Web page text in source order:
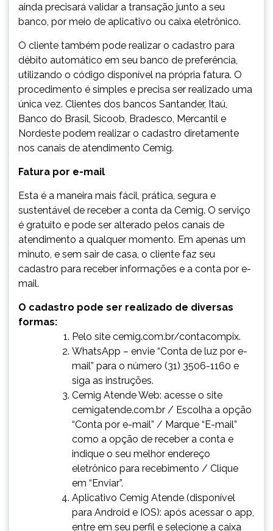
ainda precisará validar a transação junto a seu
banco, por meio de aplicativo ou caixa eletrônico.
O cliente também pode realizar o cadastro para
débito automático em seu banco de preferência,
utilizando o código disponível na própria fatura. O
procedimento é simples e precisa ser realizado uma
única vez. Clientes dos bancos Santander, Itaú,
Banco do Brasil, Sicoob, Bradesco, Mercantil e
Nordeste podem realizar o cadastro diretamente
nos canais de atendimento Cemig.
Fatura por e-mail
Esta é a maneira mais fácil, prática, segura e
sustentável de receber a conta da Cemig. O serviço
é gratuito e pode ser alterado pelos canais de
atendimento a qualquer momento. Em apenas um
minuto, e sem sair de casa, o cliente faz seu
cadastro para receber informações e a conta por e-
mail.
O cadastro pode ser realizado de diversas
formas:
Pelo site cemig.com.br/contacompix.
WhatsApp – envie “Conta de luz por e-
mail” para o número (31) 3506-1160 e
siga as instruções.
Cemig Atende Web: acesse o site
cemigatende.com.br / Escolha a opção
“Conta por e-mail” / Marque “E-mail”
como a opção de receber a conta e
indique o seu melhor endereço
eletrônico para recebimento / Clique
em “Enviar”.
Aplicativo Cemig Atende (disponível
para Android e IOS): após acessar o app,
entre em seu perfil e selecione a caixa